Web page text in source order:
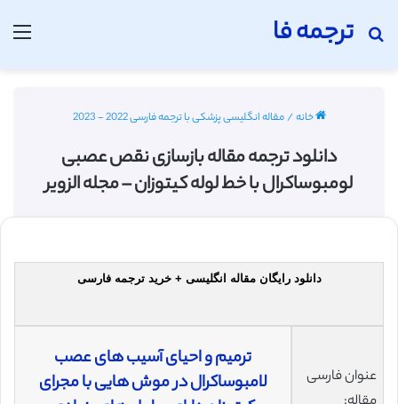
ترجمه فا
جستجو برای
خانه/مقاله انگلیسی پزشکی با ترجمه فارسی 2022 - 2023
دانلود ترجمه مقاله بازسازی نقص عصبی
لومبوساکرال با خط لوله کیتوزان – مجله الزویر
دانلود رایگان مقاله انگلیسی + خرید ترجمه فارسی
عنوان فارسی
ترمیم و احیای آسیب های عصب
لامبوساکرال در موش هایی با مجرای